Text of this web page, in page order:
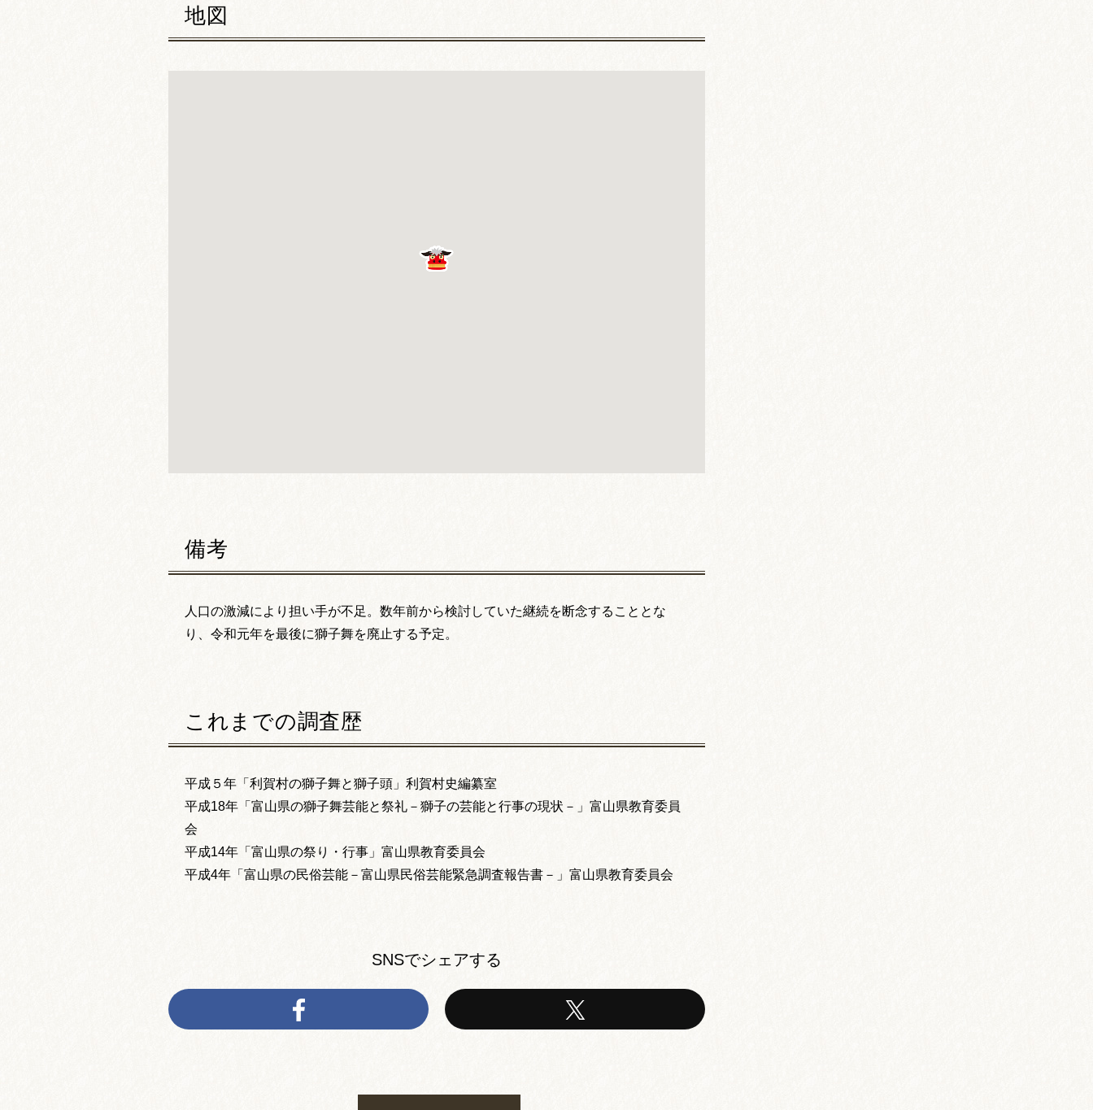
地図
備考
人口の激減により担い手が不足。数年前から検討していた継続を断念することとな
り、令和元年を最後に獅子舞を廃止する予定。
これまでの調査歴
平成５年「利賀村の獅子舞と獅子頭」利賀村史編纂室
平成18年「富山県の獅子舞芸能と祭礼－獅子の芸能と行事の現状－」富山県教育委員
会
平成14年「富山県の祭り・行事」富山県教育委員会
平成4年「富山県の民俗芸能－富山県民俗芸能緊急調査報告書－」富山県教育委員会
SNSでシェアする